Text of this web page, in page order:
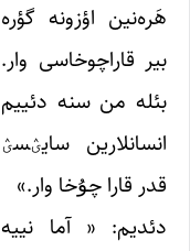
هَره‌نین اؤزونه گؤره
بیر قاراچوخاسی وار.
بئله من سنه دئییم
انسانلارین سایؽسؽ
قدر قارا چۇخا وار.»
دئدیم: « آما نییه